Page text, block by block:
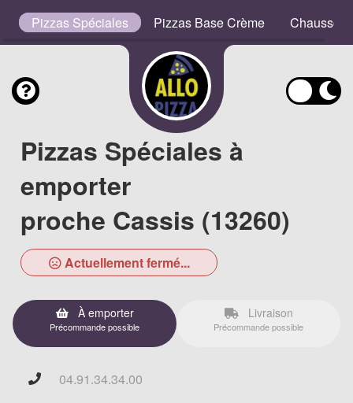
Pizzas Spéciales Pizzas Base Crème Chaussons
Pizzas Spéciales à
emporter
proche Cassis (13260)
Actuellement fermé...
À emporter
Précommande possible
Livraison
Précommande possible
04.91.34.34.00